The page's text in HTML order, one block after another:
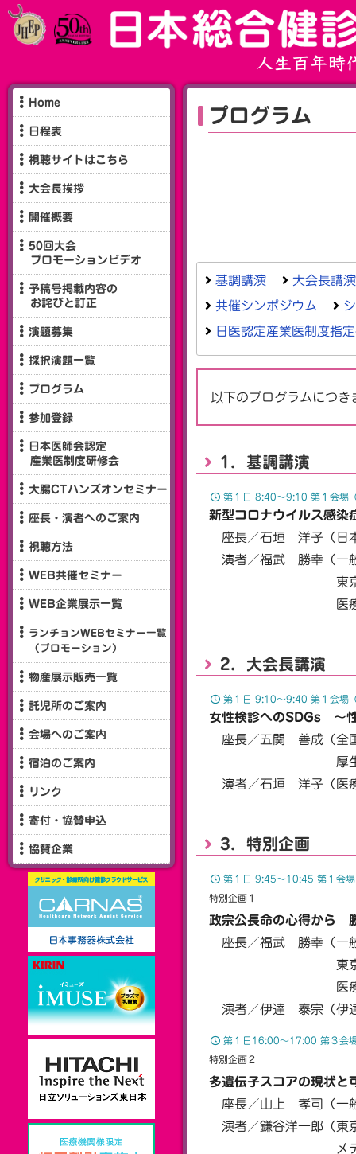
Home
日程表
視聴サイトはこちら
大会長挨拶
開催概要
50回大会
プロモーションビデオ
予稿号掲載内容の
お詫びと訂正
演題募集
採択演題一覧
プログラム
参加登録
日本医師会認定
産業医制度研修会
大腸CTハンズオンセミナー
座長・演者へのご案内
視聴方法
WEB共催セミナー
WEB企業展示一覧
ランチョンWEBセミナー一覧
（プロモーション）
物産展示販売一覧
託児所のご案内
会場へのご案内
宿泊のご案内
リンク
寄付・協賛申込
協賛企業
プログラム
基調講演
大会長講演
共催シンポジウム
日医認定産業医制度指
以下のプログラムにつ
1．基調講演
第１日 8:40〜9:10 第１会場
新型コロナウイルス感染
座長／石垣 洋子（日
演者／福武 勝幸（一
東京医科大学
医療法人財団
2．大会長講演
第１日 9:10〜9:40 第１会場
女性検診へのSDGs 〜
座長／五関 善成（全
厚生中央病院
演者／石垣 洋子（医
3．特別企画
第１日 9:45〜10:45 第１会場
特別企画１
政宗公長命の心得から
座長／福武 勝幸（一
東京医科大学
医療法人財団
演者／伊達 泰宗（伊
第１日16:00〜17:00 第３会
特別企画２
多遺伝子スコアの現状と
座長／山上 孝司（一
演者／鎌谷洋一郎（東
メディカル情報